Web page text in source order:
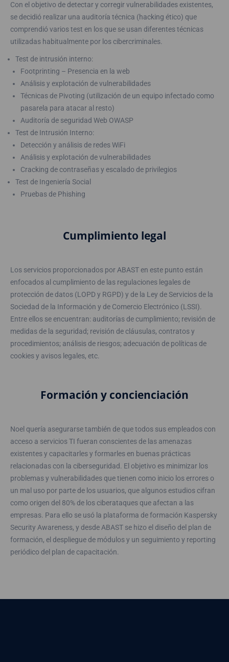
Con el objetivo de detectar y corregir vulnerabilidades existentes,
se decidió realizar una auditoría técnica (hacking ético) que
comprendió varios test en los que se usan diferentes técnicas
utilizadas habitualmente por los cibercriminales.
Test de intrusión interno:
Footprinting – Presencia en la web
Análisis y explotación de vulnerabilidades
Técnicas de Pivoting (utilización de un equipo infectado como
pasarela para atacar al resto)
Auditoría de seguridad Web OWASP
Test de Intrusión Interno:
Detección y análisis de redes WiFi
Análisis y explotación de vulnerabilidades
Cracking de contraseñas y escalado de privilegios
Test de Ingeniería Social
Pruebas de Phishing
Cumplimiento legal
Los servicios proporcionados por ABAST en este punto están
enfocados al cumplimiento de las regulaciones legales de
protección de datos (LOPD y RGPD) y de la Ley de Servicios de la
Sociedad de la Información y de Comercio Electrónico (LSSI).
Entre ellos se encuentran: auditorías de cumplimiento; revisión de
medidas de la seguridad; revisión de cláusulas, contratos y
procedimientos; análisis de riesgos; adecuación de políticas de
cookies y avisos legales, etc.
Formación y concienciación
Noel quería asegurarse también de que todos sus empleados con
acceso a servicios TI fueran conscientes de las amenazas
existentes y capacitarles y formarles en buenas prácticas
relacionadas con la ciberseguridad. El objetivo es minimizar los
problemas y vulnerabilidades que tienen como inicio los errores o
un mal uso por parte de los usuarios, que algunos estudios cifran
como origen del 80% de los ciberataques que afectan a las
empresas. Para ello se usó la plataforma de formación Kaspersky
Security Awareness, y desde ABAST se hizo el diseño del plan de
formación, el despliegue de módulos y un seguimiento y reporting
periódico del plan de capacitación.